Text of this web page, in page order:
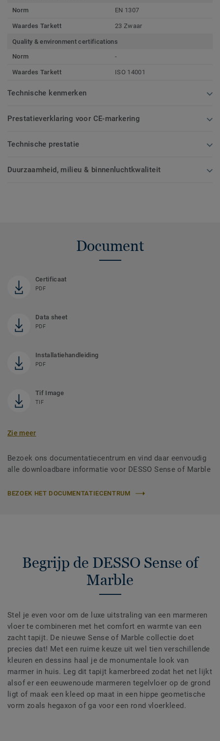
Norm
EN 1307
Waardes Tarkett 23 Zwaar
Quality & environment certifications
Norm
-
Waardes Tarkett ISO 14001
Technische kenmerken
Prestatieverklaring voor CE-markering
Technische prestatie
Duurzaamheid, milieu & binnenluchtkwaliteit
Document
Certificaat
PDF
Data sheet
PDF
Installatiehandleiding
PDF
Tif Image
TIF
Zie meer
Bezoek ons documentatiecentrum en vind daar eenvoudig
alle downloadbare informatie voor DESSO Sense of Marble
BEZOEK HET DOCUMENTATIECENTRUM
Begrijp de DESSO Sense of
Marble
Stel je even voor om de luxe uitstraling van een marmeren
vloer te combineren met het comfort en warmte van een
zacht tapijt. De nieuwe Sense of Marble collectie doet
precies dat! Met een ruime keuze uit wel tien verschillende
kleuren en dessins haal je de monumentale look van
marmer in huis. Leg dit tapijt kamerbreed zodat het net lijkt
alsof er een eeuwenoude marmeren tegelvloer op de grond
ligt of maak een kleed op maat in een hippe geometische
vorm zoals hegaxon of ga voor een rond vloerkleed.